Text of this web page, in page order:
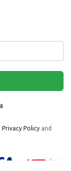
Privacy Policy and